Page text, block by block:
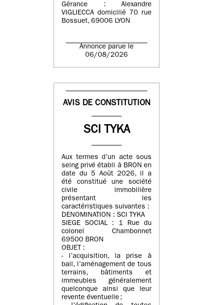
Gérance : Alexandre
VIGLIECCA domicilié 70 rue
Bossuet, 69006 LYON
Annonce parue le
06/08/2026
AVIS DE CONSTITUTION
SCI TYKA
Aux termes d’un acte sous
seing privé établi à BRON en
date du 5 Août 2026, il a
été constitué une société
civile immobilière
présentant les
caractéristiques suivantes :
DENOMINATION : SCI TYKA
SIEGE SOCIAL : 1 Rue du
colonel Chambonnet
69500 BRON
OBJET :
- l’acquisition, la prise à
bail, l’aménagement de tous
terrains, bâtiments et
immeubles généralement
quelconque ainsi que leur
revente éventuelle ;